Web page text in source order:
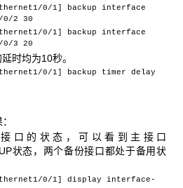
0/1] backup interface
2 30
0/1] backup interface
3 20
时均为10秒。
0/1] backup timer delay
口的状态，可以看到主接口
状态，两个备份接口都处于备用状
0/1] display interface-